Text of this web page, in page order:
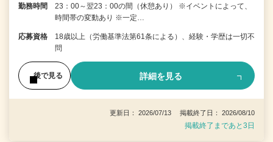
勤務時間
23：00～翌23：00の間（休憩あり） ※イベントによって、
時間帯の変動あり ※一定…
応募資格
18歳以上（労働基準法第61条による）、経験・学歴は一切不
問
後で見る 詳細を見る
更新日： 2026/07/13 掲載終了日： 2026/08/10
掲載終了まであと3日